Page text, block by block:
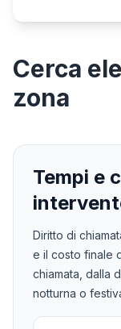
Cerca
zona
Tempi e
Diritto di
e il costo finale
chiamata, dalla
notturna o